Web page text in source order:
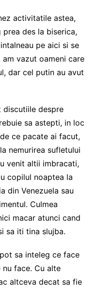
activitatile astea,
prea des la biserica,
pe aici si se
vazut oameni care
dar cel putin au avut
discutiile despre
sa astepti, in loc
ce pacate ai facut,
nemurirea sufletului
venit altii imbracati,
copilul noaptea la
din Venezuela sau
Culmea
macar atunci cand
sa iti tina slujba.
sa inteleg ce face
nu face. Cu alte
altceva decat sa fie